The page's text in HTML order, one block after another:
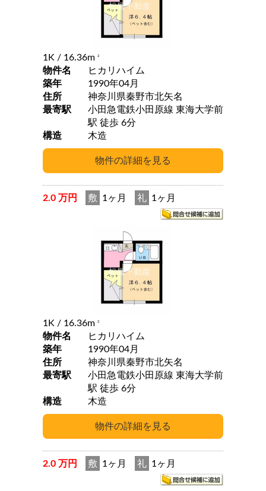
1K / 16.36m 2
物件名
ヒカリハイム
築年
1990年04月
住所
神奈川県秦野市北矢名
最寄駅
小田急電鉄小田原線 東海大学前
駅 徒歩 6分
構造
木造
2.0 万円 敷 1ヶ月 礼 1ヶ月
1K / 16.36m 2
物件名
ヒカリハイム
築年
1990年04月
住所
神奈川県秦野市北矢名
最寄駅
小田急電鉄小田原線 東海大学前
駅 徒歩 6分
構造
木造
2.0 万円 敷 1ヶ月 礼 1ヶ月